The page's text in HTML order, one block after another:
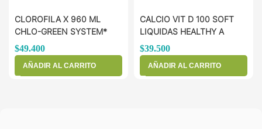
CLOROFILA X 960 ML
CHLO-GREEN SYSTEM*
$49.400
AÑADIR AL CARRITO
CALCIO VIT D 100 SOFT
LIQUIDAS HEALTHY A
$39.500
AÑADIR AL CARRITO